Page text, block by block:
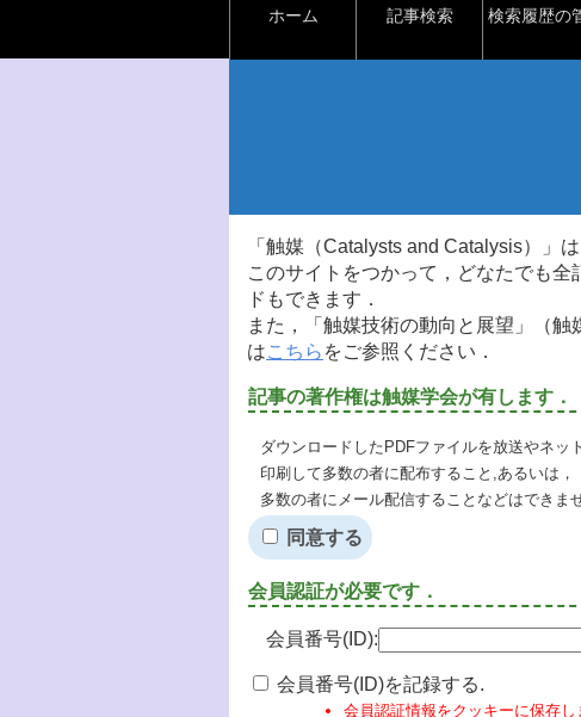
ホーム 記事検索 検索履歴の
「触媒（Catalysts and Catalysis）」
このサイトをつかって，どなたでも
ドもできます．
また，「触媒技術の動向と展望」（
はこちら をご参照ください．
記事の著作権は触媒学会が有します．
ダウンロードしたPDFファイルを放送やネッ
印刷して多数の者に配布すること,あるいは，
多数の者にメール配信することなどはできま
同意する
会員認証が必要です．
会員番号(ID):
会員番号(ID)を記録する.
会員認証情報をクッキーに保存